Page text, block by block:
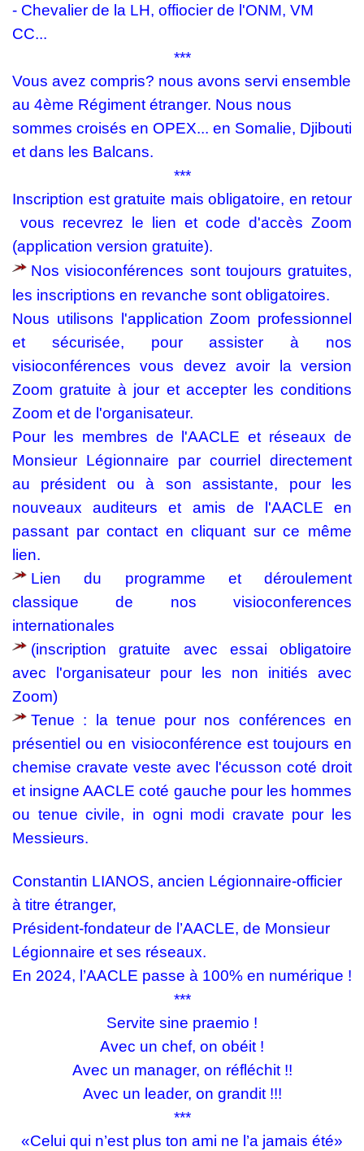
- Chevalier de la LH, offiocier de l'ONM, VM
CC...
***
Vous avez compris? nous avons servi ensemble
au 4ème Régiment étranger. Nous nous
sommes croisés en OPEX... en Somalie, Djibouti
et dans les Balcans.
***
Inscription est gratuite mais obligatoire, en retour
vous recevrez le lien et code d'accès Zoom
(application version gratuite).
Nos visioconférences sont toujours gratuites,
les inscriptions en revanche sont obligatoires.
Nous utilisons l'application Zoom professionnel
et sécurisée, pour assister à nos
visioconférences vous devez avoir la version
Zoom gratuite à jour et accepter les conditions
Zoom et de l'organisateur.
Pour les membres de l'AACLE et réseaux de
Monsieur Légionnaire par courriel directement
au président ou à son assistante, pour les
nouveaux auditeurs et amis de l'AACLE en
passant par contact en cliquant sur ce même
lien.
Lien du programme et déroulement
classique de nos visioconferences
internationales
(inscription gratuite avec essai obligatoire
avec l'organisateur pour les non initiés avec
Zoom)
Tenue : la tenue pour nos conférences en
présentiel ou en visioconférence est toujours en
chemise cravate veste avec l'écusson coté droit
et insigne AACLE coté gauche pour les hommes
ou tenue civile, in ogni modi cravate pour les
Messieurs.
Constantin LIANOS, ancien Légionnaire-officier
à titre étranger,
Président-fondateur de l’AACLE, de Monsieur
Légionnaire et ses réseaux.
En 2024, l’AACLE passe à 100% en numérique !
***
Servite sine praemio !
Avec un chef, on obéit !
Avec un manager, on réfléchit !!
Avec un leader, on grandit !!!
***
«Celui qui n’est plus ton ami ne l’a jamais été»